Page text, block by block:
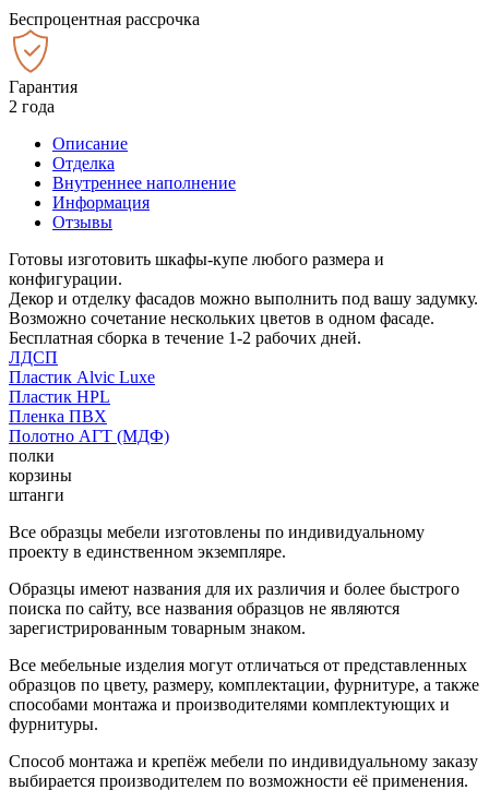
Беспроцентная рассрочка
Гарантия
2 года
Описание
Отделка
Внутреннее наполнение
Информация
Отзывы
Готовы изготовить шкафы-купе любого размера и
конфигурации.
Декор и отделку фасадов можно выполнить под вашу задумку.
Возможно сочетание нескольких цветов в одном фасаде.
Бесплатная сборка в течение 1-2 рабочих дней.
ЛДСП
Пластик Alvic Luxe
Пластик HPL
Пленка ПВХ
Полотно АГТ (МДФ)
полки
корзины
штанги
Все образцы мебели изготовлены по индивидуальному
проекту в единственном экземпляре.
Образцы имеют названия для их различия и более быстрого
поиска по сайту, все названия образцов не являются
зарегистрированным товарным знаком.
Все мебельные изделия могут отличаться от представленных
образцов по цвету, размеру, комплектации, фурнитуре, а также
способами монтажа и производителями комплектующих и
фурнитуры.
Способ монтажа и крепёж мебели по индивидуальному заказу
выбирается производителем по возможности её применения.